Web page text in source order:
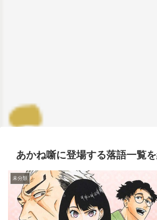
あかね噺に登場する落語一覧を
未分類